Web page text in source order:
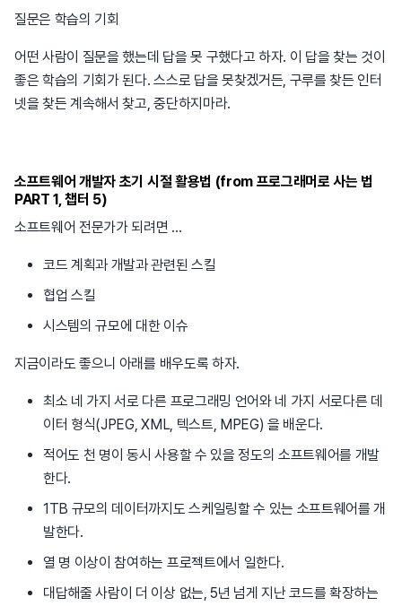
질문은 학습의 기회
어떤 사람이 질문을 했는데 답을 못 구했다고 하자. 이 답을 찾는 것이
좋은 학습의 기회가 된다. 스스로 답을 못찾겠거든, 구루를 찾든 인터
넷을 찾든 계속해서 찾고, 중단하지마라.
소프트웨어 개발자 초기 시절 활용법 (from 프로그래머로 사는 법
PART 1, 챕터 5)
소프트웨어 전문가가 되려면 ...
코드 계획과 개발과 관련된 스킬
협업 스킬
시스템의 규모에 대한 이슈
지금이라도 좋으니 아래를 배우도록 하자.
최소 네 가지 서로 다른 프로그래밍 언어와 네 가지 서로다른 데
이터 형식(JPEG, XML, 텍스트, MPEG) 을 배운다.
적어도 천 명이 동시 사용할 수 있을 정도의 소프트웨어를 개발
한다.
1TB 규모의 데이터까지도 스케일링할 수 있는 소프트웨어를 개
발한다.
열 명 이상이 참여하는 프로젝트에서 일한다.
대답해줄 사람이 더 이상 없는, 5년 넘게 지난 코드를 확장하는